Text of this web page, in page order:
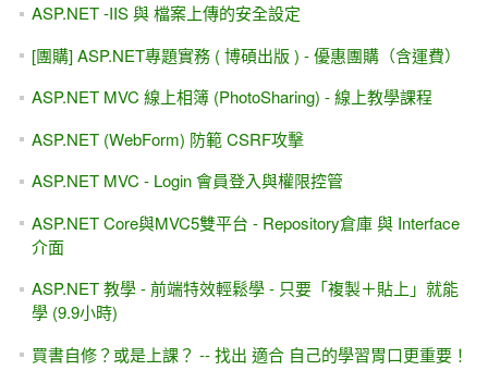
ASP.NET -IIS 與 檔案上傳的安全設定
[團購] ASP.NET專題實務 ( 博碩出版 ) - 優惠團購（含運費）
ASP.NET MVC 線上相簿 (PhotoSharing) - 線上教學課程
ASP.NET (WebForm) 防範 CSRF攻擊
ASP.NET MVC - Login 會員登入與權限控管
ASP.NET Core與MVC5雙平台 - Repository倉庫 與 Interface
介面
ASP.NET 教學 - 前端特效輕鬆學 - 只要「複製＋貼上」就能
學 (9.9小時)
買書自修？或是上課？ -- 找出 適合 自己的學習胃口更重要！